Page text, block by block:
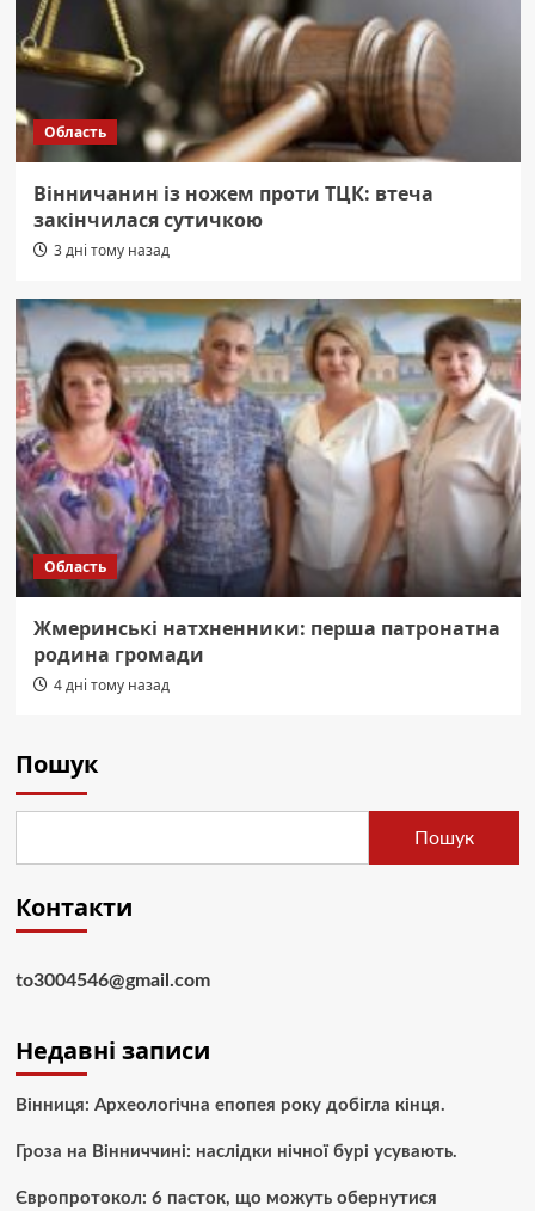
Область
Вінничанин із ножем проти ТЦК: втеча
закінчилася сутичкою
3 дні тому назад
Область
Жмеринські натхненники: перша патронатна
родина громади
4 дні тому назад
Пошук
Пошук
Контакти
to3004546@gmail.com
Недавні записи
Вінниця: Археологічна епопея року добігла кінця.
Гроза на Вінниччині: наслідки нічної бурі усувають.
Європротокол: 6 пасток, що можуть обернутися